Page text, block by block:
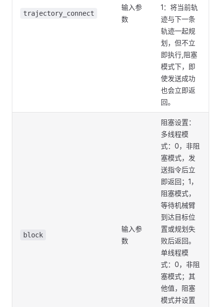
trajectory_connect
输入参
数
1：将当前轨
迹与下一条
轨迹一起规
划，但不立
即执行,阻塞
模式下，即
使发送成功
也会立即返
回。
block
输入参
数
阻塞设置：
多线程模
式：0，非阻
塞模式，发
送指令后立
即返回；1，
阻塞模式，
等待机械臂
到达目标位
置或规划失
败后返回。
单线程模
式：0，非阻
塞模式；其
他值，阻塞
模式并设置